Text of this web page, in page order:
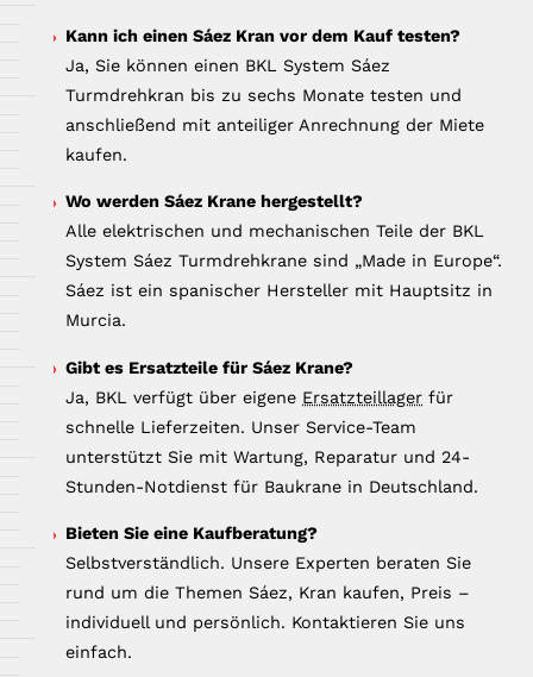
Kann ich einen Sáez Kran vor dem Kauf testen?
Ja, Sie können einen BKL System Sáez
Turmdrehkran bis zu sechs Monate testen und
anschließend mit anteiliger Anrechnung der Miete
kaufen.
Wo werden Sáez Krane hergestellt?
Alle elektrischen und mechanischen Teile der BKL
System Sáez Turmdrehkrane sind „Made in Europe“.
Sáez ist ein spanischer Hersteller mit Hauptsitz in
Murcia.
Gibt es Ersatzteile für Sáez Krane?
Ja, BKL verfügt über eigene Ersatzteillager für
schnelle Lieferzeiten. Unser Service-Team
unterstützt Sie mit Wartung, Reparatur und 24-
Stunden-Notdienst für Baukrane in Deutschland.
Bieten Sie eine Kaufberatung?
Selbstverständlich. Unsere Experten beraten Sie
rund um die Themen Sáez, Kran kaufen, Preis –
individuell und persönlich. Kontaktieren Sie uns
einfach.